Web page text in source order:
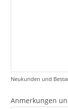
Neukunden und
Anmerkungen